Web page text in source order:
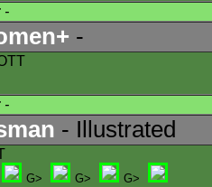
-
-
-
- Illustrated
G> G> G>